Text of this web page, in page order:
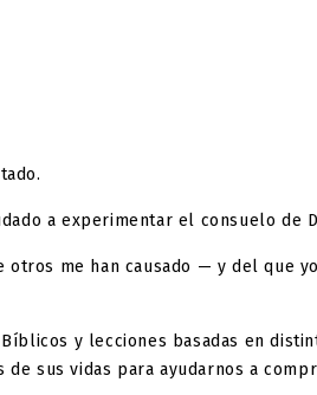
a experimentar el consuelo de
me han causado — y del que
y lecciones basadas en
sus vidas para ayudarnos a